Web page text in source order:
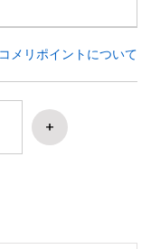
コメリポイントについて